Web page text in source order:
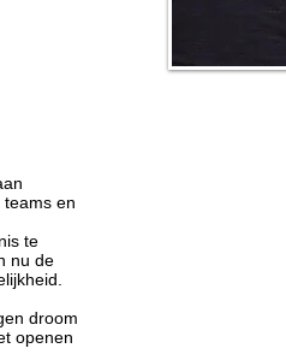
en
te
nu de
droom
openen